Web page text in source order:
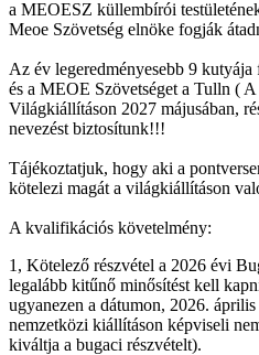
a MEOESZ küllembírói
Meoe Szövetség elnöke fogják
Az év legeredményesebb 9
és a MEOE Szövetséget a Tulln (
Világkiállításon 2027 májusában,
nevezést biztosítunk!!!
Tájékoztatjuk, hogy aki a
kötelezi magát a világkiállításon
A kvalifikációs követelmény:
1, Kötelező részvétel a 2026 évi
legalább kitűnő minősítést kell
ugyanezen a dátumon, 2026.
nemzetközi kiállításon képviseli
kiváltja a bugaci részvételt).